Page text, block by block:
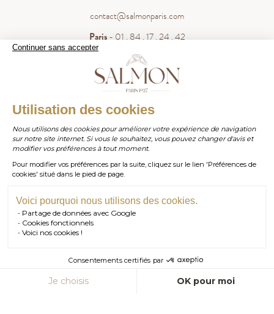
Continuer sans accepter
Utilisation des cookies
Nous utilisons des cookies pour améliorer votre expérience de navigation
sur notre site internet. Si vous le souhaitez, vous pouvez changer d'avis et
modifier vos préférences à tout moment.
Pour modifier vos préférences par la suite, cliquez sur le lien 'Préférences de
cookies' situé dans le pied de page.
Voici pourquoi nous utilisons des cookies.
Partage de données avec Google
Cookies fonctionnels
Voici nos cookies !
Consentements certifiés par
Je choisis OK pour moi
WHATSAPP
E-MAIL contact@salmonparis.com
TÉL PARIS
RDV SHOWROOM
RDV TÉLÉPHONIQUE
contact@salmonparis.com
Paris- 01 . 84 . 17 . 24 . 42
- 05 . 35 . 54 . 45 . 53
WhatsApp- 07 . 81 . 63 . 76 . 57
© Salmon Paris 2026 — Tous droits réservés.
AJOUTER AU PANIER